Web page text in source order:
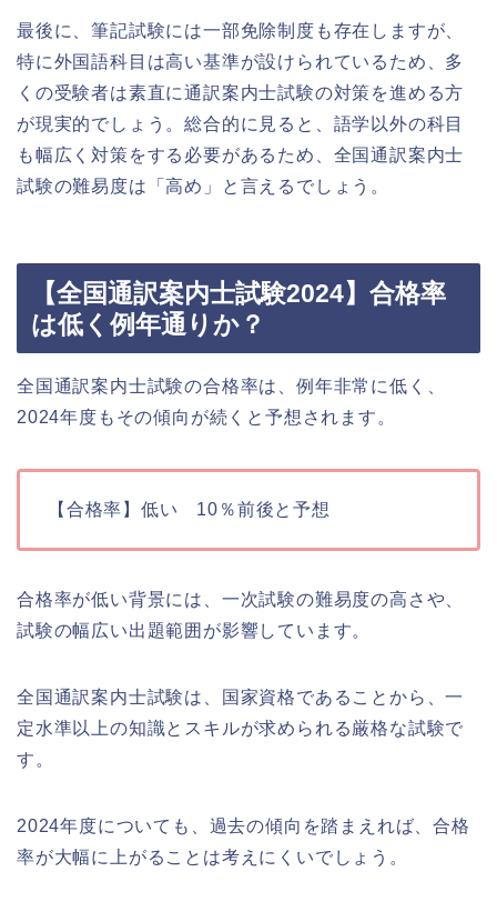
最後に、筆記試験には一部免除制度も存在しますが、
特に外国語科目は高い基準が設けられているため、多
くの受験者は素直に通訳案内士試験の対策を進める方
が現実的でしょう。総合的に見ると、語学以外の科目
も幅広く対策をする必要があるため、全国通訳案内士
試験の難易度は「高め」と言えるでしょう。
【全国通訳案内士試験2024】合格率
は低く例年通りか？
全国通訳案内士試験の合格率は、例年非常に低く、
2024年度もその傾向が続くと予想されます。
【合格率】低い 10％前後と予想
合格率が低い背景には、一次試験の難易度の高さや、
試験の幅広い出題範囲が影響しています。
全国通訳案内士試験は、国家資格であることから、一
定水準以上の知識とスキルが求められる厳格な試験で
す。
2024年度についても、過去の傾向を踏まえれば、合格
率が大幅に上がることは考えにくいでしょう。